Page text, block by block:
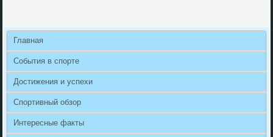
Главная
События в спорте
Достижения и успехи
Спортивный обзор
Интересные факты